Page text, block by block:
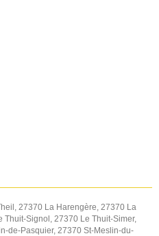
27370 La Harengère, 27370 La
Signol, 27370 Le Thuit-Simer,
de-Pasquier, 27370 St-Meslin-du-